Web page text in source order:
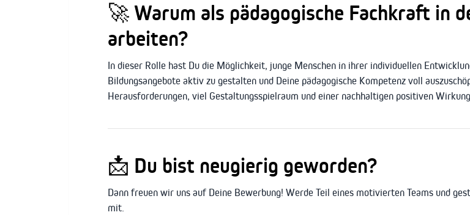
🚀 Warum als pädagogische Fachkraft in
arbeiten?
In dieser Rolle hast Du die Möglichkeit, junge Menschen in ihrer individuellen
Bildungsangebote aktiv zu gestalten und Deine pädagogische Kompetenz voll
Herausforderungen, viel Gestaltungsspielraum und einer nachhaltigen positiven
📩 Du bist neugierig geworden?
Dann freuen wir uns auf Deine Bewerbung! Werde Teil eines motivierten Teams und
mit.